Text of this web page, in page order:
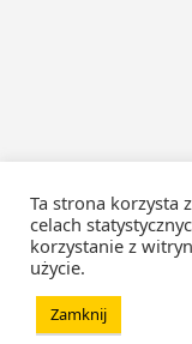
Ta strona korzysta
celach
korzystanie z
użycie.
Zamknij